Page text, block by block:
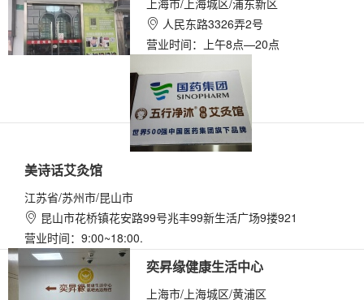
 人民东路3326弄2号
营业时间：上午8点—20点
美诗话艾灸馆
江苏省/苏州市/昆山市
 昆山市花桥镇花安路99号兆丰99新生活广场9搂921
营业时间：9:00~18:00.
奕昇缘健康生活中心
上海市/上海城区/黄浦区